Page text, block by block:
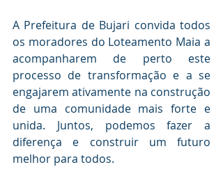
A Prefeitura de Bujari convida todos
os moradores do Loteamento Maia a
acompanharem de perto este
processo de transformação e a se
engajarem ativamente na construção
de uma comunidade mais forte e
unida. Juntos, podemos fazer a
diferença e construir um futuro
melhor para todos.